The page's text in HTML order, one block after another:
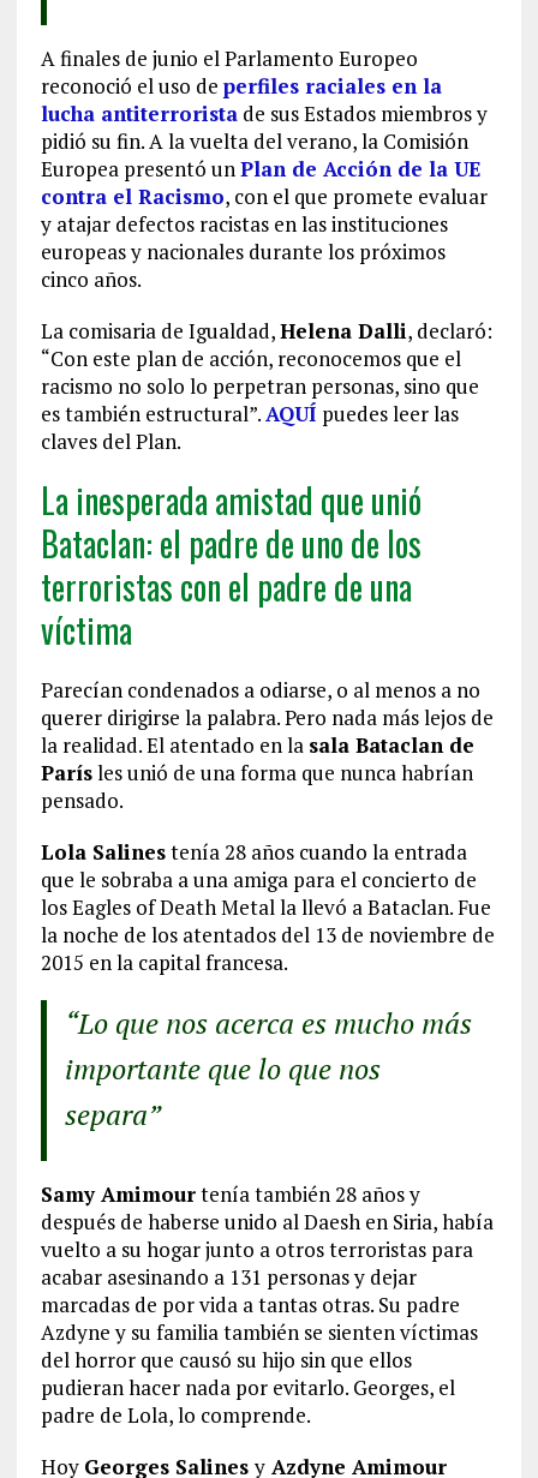
A finales de junio el Parlamento Europeo
reconoció el uso de perfiles raciales en la
lucha antiterroristade sus Estados miembros y
pidió su fin. A la vuelta del verano, la Comisión
Europea presentó unPlan de Acción de la UE
contra el Racismo, con el que promete evaluar
y atajar defectos racistas en las instituciones
europeas y nacionales durante los próximos
cinco años.
La comisaria de Igualdad,Helena Dalli, declaró:
“Con este plan de acción, reconocemos que el
racismo no solo lo perpetran personas, sino que
es también estructural”.AQUÍ puedes leer las
claves del Plan.
La inesperada amistad que unió
Bataclan: el padre de uno de los
terroristas con el padre de una
víctima
Parecían condenados a odiarse, o al menos a no
querer dirigirse la palabra. Pero nada más lejos de
la realidad. El atentado en la sala Bataclan de
Parísles unió de una forma que nunca habrían
pensado.
Lola Salinestenía 28 años cuando la entrada
que le sobraba a una amiga para el concierto de
los Eagles of Death Metal la llevó a Bataclan. Fue
la noche de los atentados del 13 de noviembre de
2015 en la capital francesa.
“Lo que nos acerca es mucho más
importante que lo que nos
separa”
Samy Amimourtenía también 28 años y
después de haberse unido al Daesh en Siria, había
vuelto a su hogar junto a otros terroristas para
acabar asesinando a 131 personas y dejar
marcadas de por vida a tantas otras. Su padre
Azdyne y su familia también se sienten víctimas
del horror que causó su hijo sin que ellos
pudieran hacer nada por evitarlo. Georges, el
padre de Lola, lo comprende.
Hoy Georges SalinesyAzdyne Amimour